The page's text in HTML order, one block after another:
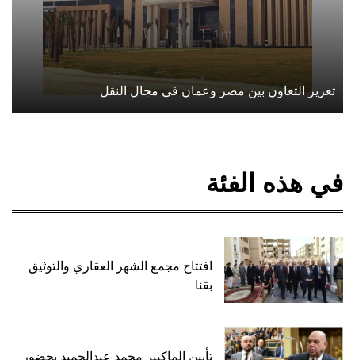
تعزيز التعاون بين مصر وعمان في مجال النقل
في هذه الفئة
افتتاح مجمع الشهر العقاري والتوثيق
بقنا
تأبين الماكيير محمد عبدالحميد بحضور